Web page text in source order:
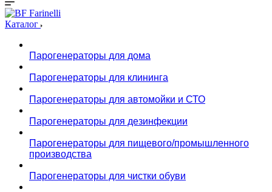
Каталог
Парогенераторы для дома
Парогенераторы для клининга
Парогенераторы для автомойки и СТО
Парогенераторы для дезинфекции
Парогенераторы для пищевого/промышленного
производства
Парогенераторы для чистки обуви